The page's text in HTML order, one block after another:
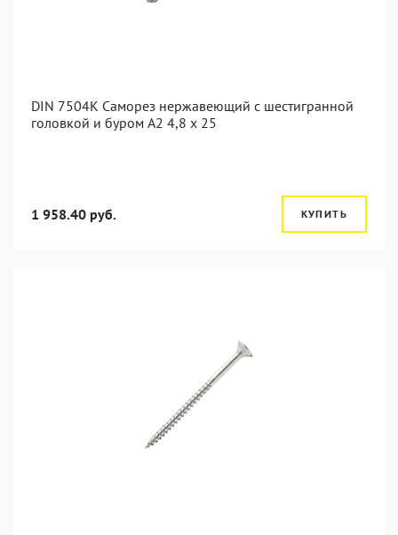
DIN 7504K Саморез нержавеющий с шестигранной
головкой и буром A2 4,8 x 25
1 958.40 руб. КУПИТЬ